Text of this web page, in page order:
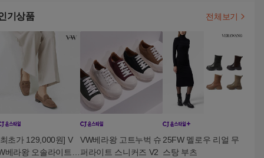
기상품 전체보기
초가 129,000원] V
베라왕 오솔라이트
VW베라왕 고트누벅 슈
퍼라이트 스니커즈 V2
25FW 멜로우 리얼 무
스탕 부츠